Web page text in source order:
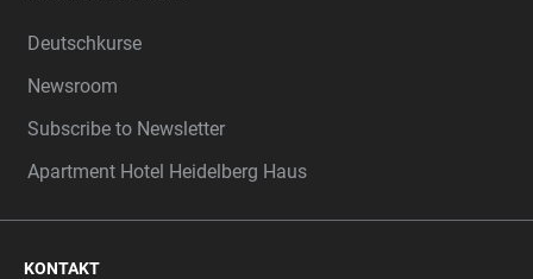
Deutschkurse
Newsroom
Subscribe to Newsletter
Apartment Hotel Heidelberg Haus
KONTAKT